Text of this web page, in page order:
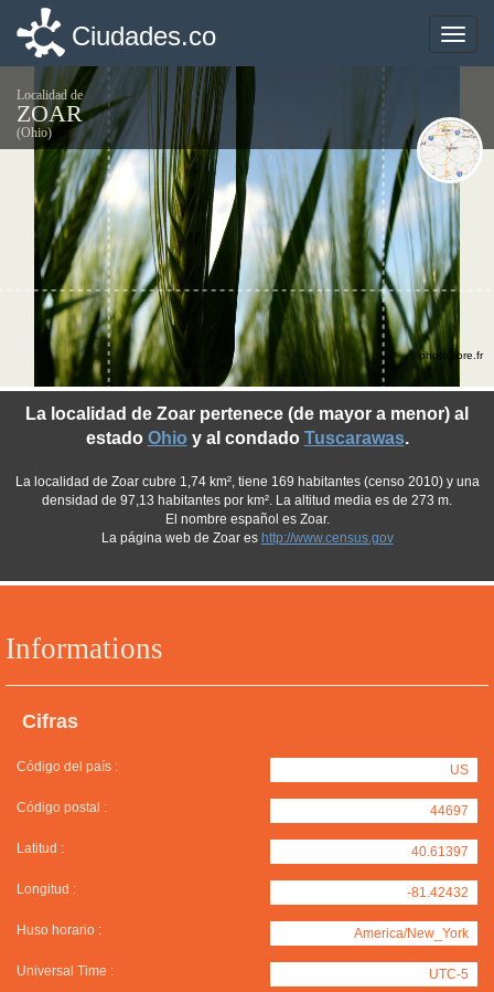
Toggle
Ciudades.co
Localidad de
ZOAR
(Ohio)
Informations
Cifras
Código del país : US
Código postal : 44697
Latitud : 40.61397
Longitud : -81.42432
Huso horario : America/New_York
Universal Time : UTC-5
La localidad de Zoar pertenece (de mayor a menor) al
estado Ohio y al condado Tuscarawas.
La localidad de Zoar cubre 1,74 km², tiene 169 habitantes (censo 2010) y una
densidad de 97,13 habitantes por km². La altitud media es de 273 m.
El nombre español es Zoar.
La página web de Zoar es http://www.census.gov
©photo-libre.fr
Toggle
Ciudades.co